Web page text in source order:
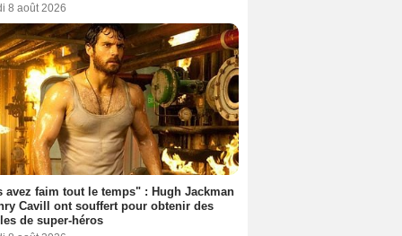
8 août 2026
avez faim tout le temps" : Hugh Jackman
Cavill ont souffert pour obtenir des
de super-héros